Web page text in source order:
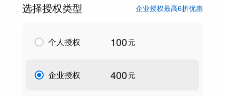
选择授权类型 企业授权最高6折优惠
个人授权 100元
企业授权 400 元